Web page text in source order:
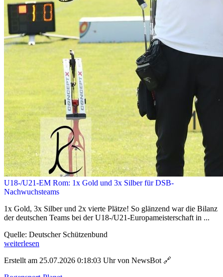
U18-/U21-EM Rom: 1x Gold und 3x Silber für DSB-
Nachwuchsteams
1x Gold, 3x Silber und 2x vierte Plätze! So glänzend war die Bilanz
der deutschen Teams bei der U18-/U21-Europameisterschaft in ...
Quelle: Deutscher Schützenbund
weiterlesen
Erstellt am 25.07.2026 0:18:03 Uhr von NewsBot 🔗